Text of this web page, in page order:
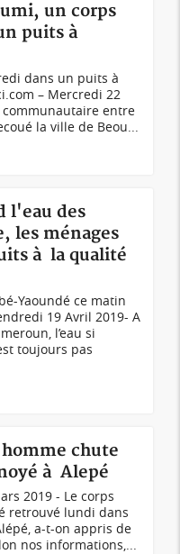
un corps
puits à
dans un puits à
– Mercredi 22
entre
la ville de Beou...
l'eau des
les ménages
à la qualité
Yaoundé ce matin
19 Avril 2019- A
l’eau si
toujours pas
chute
à Alepé
2019 - Le corps
retrouvé lundi dans
a-t-on appris de
nos informations,...